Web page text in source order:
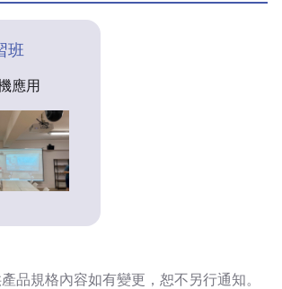
班
應用
產品規格內容如有變更，恕不另行通知。